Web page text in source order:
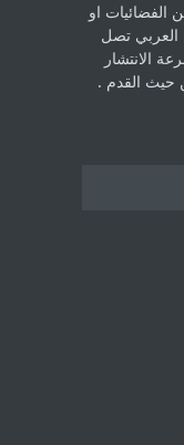
الفضائيات او
‏العربي تصل
الانتشار
حيث القدم .